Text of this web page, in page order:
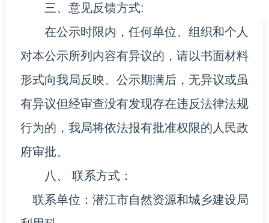
三、意见反馈方式:
在公示时限内，任何单位、组织和个人
对本公示所列内容有异议的，请以书面材料
形式向我局反映。公示期满后，无异议或虽
有异议但经审查没有发现存在违反法律法规
行为的，我局将依法报有批准权限的人民政
府审批。
八、 联系方式：
联系单位：潜江市自然资源和城乡建设局